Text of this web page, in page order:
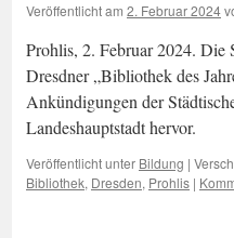
Veröffentlicht am 2. Februar 2024
Prohlis, 2. Februar 2024.
Dresdner „Bibliothek des
Ankündigungen der
Landeshauptstadt hervor.
Veröffentlicht unter Bildung |
Bibliothek, Dresden, Prohlis |